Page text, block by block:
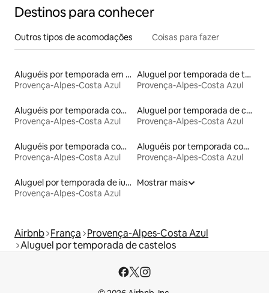
Destinos para conhecer
Outros tipos de acomodações Coisas para fazer
Aluguéis por temporada em hotéis-fazenda
Provença-Alpes-Costa Azul
Aluguel por temporada de torres
Provença-Alpes-Costa Azul
Aluguéis por temporada com banheira de hidromassagem
Provença-Alpes-Costa Azul
Aluguel por temporada de casas na terra
Provença-Alpes-Costa Azul
Aluguéis por temporada com banheira
Provença-Alpes-Costa Azul
Aluguéis por temporada com caiaque
Provença-Alpes-Costa Azul
Aluguel por temporada de iurtas
Provença-Alpes-Costa Azul
Mostrar mais
Airbnb França Provença-Alpes-Costa Azul
Aluguel por temporada de castelos